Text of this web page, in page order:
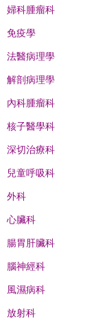
婦科腫瘤科
免疫學
法醫病理學
解剖病理學
內科腫瘤科
核子醫學科
深切治療科
兒童呼吸科
外科
心臟科
腸胃肝臟科
腦神經科
風濕病科
放射科